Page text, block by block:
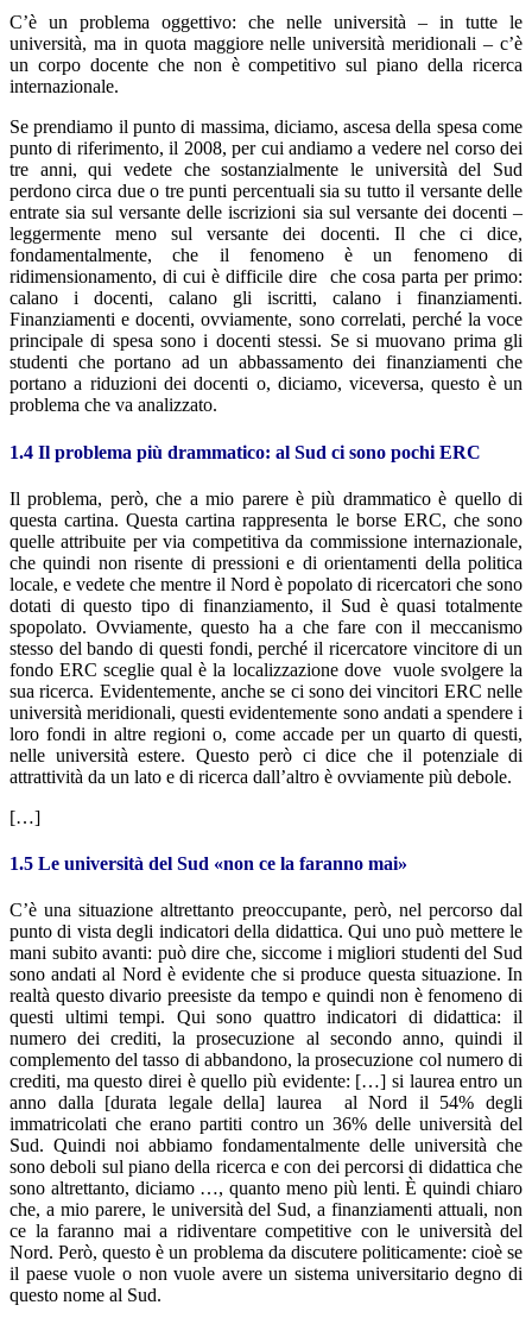
C’è un problema oggettivo: che nelle università – in tutte le
università, ma in quota maggiore nelle università meridionali – c’è
un corpo docente che non è competitivo sul piano della ricerca
internazionale.
Se prendiamo il punto di massima, diciamo, ascesa della spesa come
punto di riferimento, il 2008, per cui andiamo a vedere nel corso dei
tre anni, qui vedete che sostanzialmente le università del Sud
perdono circa due o tre punti percentuali sia su tutto il versante delle
entrate sia sul versante delle iscrizioni sia sul versante dei docenti –
leggermente meno sul versante dei docenti. Il che ci dice,
fondamentalmente, che il fenomeno è un fenomeno di
ridimensionamento, di cui è difficile dire che cosa parta per primo:
calano i docenti, calano gli iscritti, calano i finanziamenti.
Finanziamenti e docenti, ovviamente, sono correlati, perché la voce
principale di spesa sono i docenti stessi. Se si muovano prima gli
studenti che portano ad un abbassamento dei finanziamenti che
portano a riduzioni dei docenti o, diciamo, viceversa, questo è un
problema che va analizzato.
1.4 Il problema più drammatico: al Sud ci sono pochi ERC
Il problema, però, che a mio parere è più drammatico è quello di
questa cartina. Questa cartina rappresenta le borse ERC, che sono
quelle attribuite per via competitiva da commissione internazionale,
che quindi non risente di pressioni e di orientamenti della politica
locale, e vedete che mentre il Nord è popolato di ricercatori che sono
dotati di questo tipo di finanziamento, il Sud è quasi totalmente
spopolato. Ovviamente, questo ha a che fare con il meccanismo
stesso del bando di questi fondi, perché il ricercatore vincitore di un
fondo ERC sceglie qual è la localizzazione dove vuole svolgere la
sua ricerca. Evidentemente, anche se ci sono dei vincitori ERC nelle
università meridionali, questi evidentemente sono andati a spendere i
loro fondi in altre regioni o, come accade per un quarto di questi,
nelle università estere. Questo però ci dice che il potenziale di
attrattività da un lato e di ricerca dall’altro è ovviamente più debole.
[…]
1.5 Le università del Sud «non ce la faranno mai»
C’è una situazione altrettanto preoccupante, però, nel percorso dal
punto di vista degli indicatori della didattica. Qui uno può mettere le
mani subito avanti: può dire che, siccome i migliori studenti del Sud
sono andati al Nord è evidente che si produce questa situazione. In
realtà questo divario preesiste da tempo e quindi non è fenomeno di
questi ultimi tempi. Qui sono quattro indicatori di didattica: il
numero dei crediti, la prosecuzione al secondo anno, quindi il
complemento del tasso di abbandono, la prosecuzione col numero di
crediti, ma questo direi è quello più evidente: […] si laurea entro un
anno dalla [durata legale della] laurea al Nord il 54% degli
immatricolati che erano partiti contro un 36% delle università del
Sud. Quindi noi abbiamo fondamentalmente delle università che
sono deboli sul piano della ricerca e con dei percorsi di didattica che
sono altrettanto, diciamo …, quanto meno più lenti. È quindi chiaro
che, a mio parere, le università del Sud, a finanziamenti attuali, non
ce la faranno mai a ridiventare competitive con le università del
Nord. Però, questo è un problema da discutere politicamente: cioè se
il paese vuole o non vuole avere un sistema universitario degno di
questo nome al Sud.